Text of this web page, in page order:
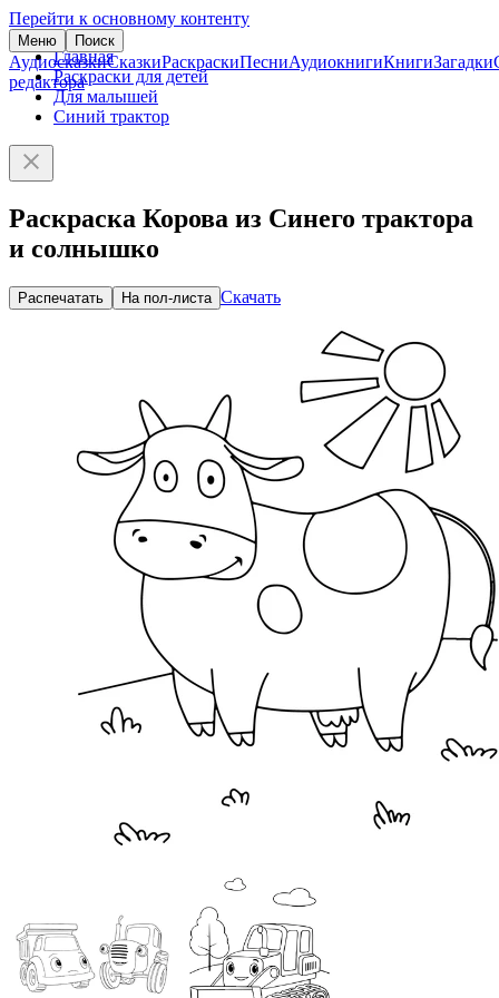
Перейти к основному контенту
Меню Поиск
АудиосказкиСказкиРаскраскиПесниАудиокнигиКнигиЗагадки
редактора
Главная
Раскраски для детей
Для малышей
Синий трактор
Раскраска Корова из Синего трактора
и солнышко
Распечатать На пол-листа Скачать